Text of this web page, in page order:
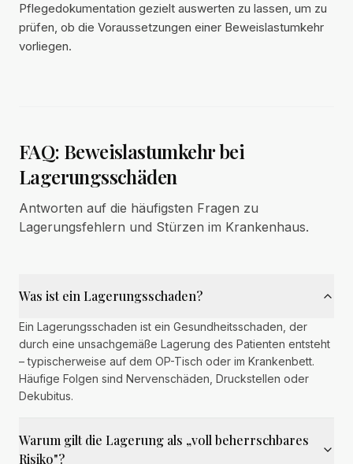
Pflegedokumentation gezielt auswerten zu lassen, um zu
prüfen, ob die Voraussetzungen einer Beweislastumkehr
vorliegen.
FAQ: Beweislastumkehr bei
Lagerungsschäden
Antworten auf die häufigsten Fragen zu
Lagerungsfehlern und Stürzen im Krankenhaus.
Was ist ein Lagerungsschaden?
Ein Lagerungsschaden ist ein Gesundheitsschaden, der
durch eine unsachgemäße Lagerung des Patienten entsteht
– typischerweise auf dem OP-Tisch oder im Krankenbett.
Häufige Folgen sind Nervenschäden, Druckstellen oder
Dekubitus.
Warum gilt die Lagerung als „voll beherrschbares
Risiko"?